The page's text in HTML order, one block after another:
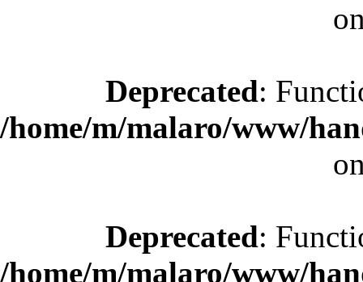
Deprecated:
/home/m/malaro/www/
Deprecated:
/home/m/malaro/www/